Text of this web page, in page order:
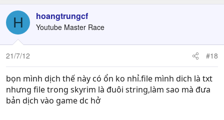
H hoangtrungcf
Youtube Master Race
21/7/12 #18
bọn mình dịch thế này có ổn ko nhỉ.file mình dich là txt
nhưng file trong skyrim là đuôi string,làm sao mà đưa
bản dịch vào game dc hở